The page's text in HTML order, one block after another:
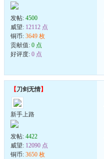
发帖: 4500
威望: 12112 点
铜币: 3649 枚
贡献值: 0 点
好评度: 0 点
【刀剑无情】
新手上路
发帖: 4422
威望: 12090 点
铜币: 3650 枚